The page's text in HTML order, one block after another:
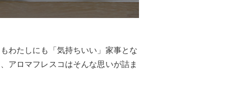
わたしにも「気持ちいい」家事とな
アロマフレスコはそんな思いが詰ま